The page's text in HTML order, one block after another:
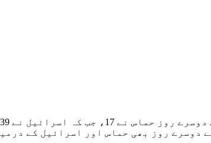
نے 39 قیدی رہا کر دیے۔